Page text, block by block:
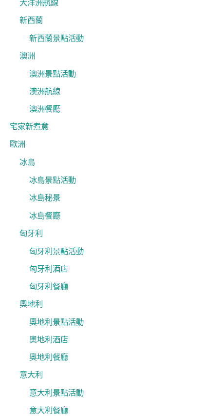
大洋洲航線
新西蘭
新西蘭景點活動
澳洲
澳洲景點活動
澳洲航線
澳洲餐廳
宅家新煮意
歐洲
冰島
冰島景點活動
冰島秘景
冰島餐廳
匈牙利
匈牙利景點活動
匈牙利酒店
匈牙利餐廳
奧地利
奧地利景點活動
奧地利酒店
奧地利餐廳
意大利
意大利景點活動
意大利餐廳